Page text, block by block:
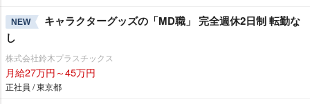
NEW
キャラクターグッズの「MD職」 完全週休2日制 転勤な
し
株式会社鈴木プラスチックス
月給27万円～45万円
正社員 / 東京都